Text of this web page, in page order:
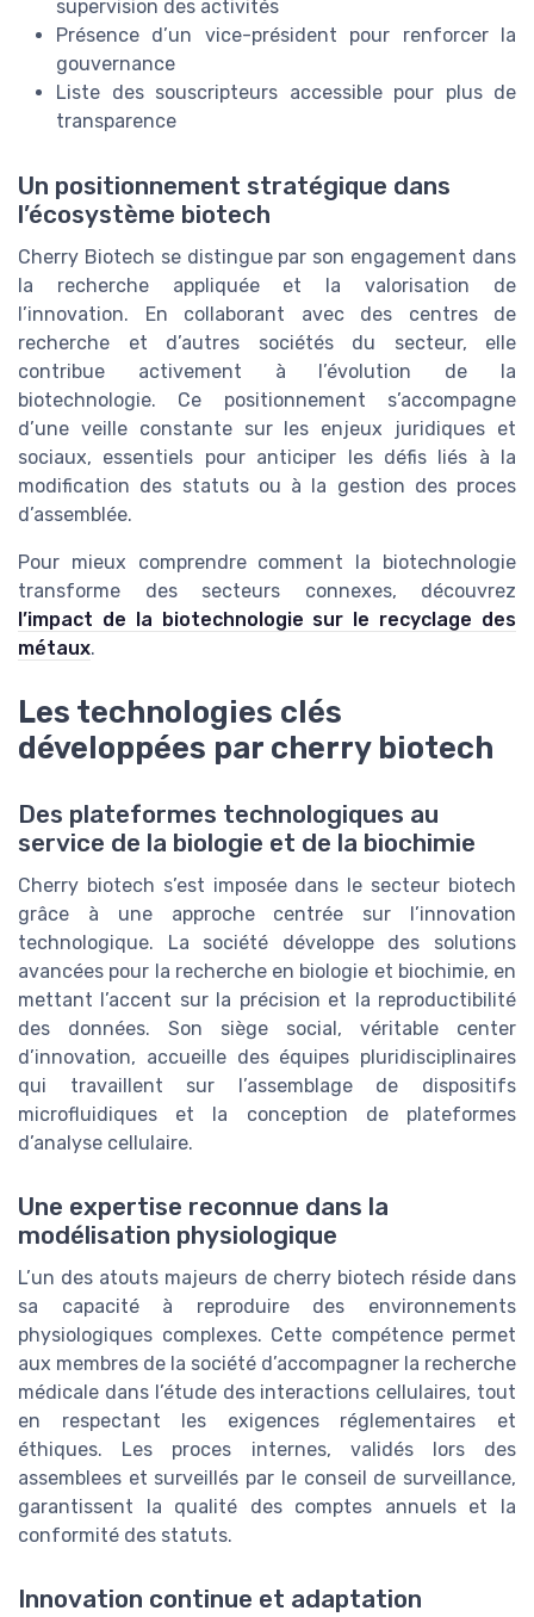
supervision des activités
Présence d’un vice-président pour renforcer la
gouvernance
Liste des souscripteurs accessible pour plus de
transparence
Un positionnement stratégique dans
l’écosystème biotech
Cherry Biotech se distingue par son engagement dans
la recherche appliquée et la valorisation de
l’innovation. En collaborant avec des centres de
recherche et d’autres sociétés du secteur, elle
contribue activement à l’évolution de la
biotechnologie. Ce positionnement s’accompagne
d’une veille constante sur les enjeux juridiques et
sociaux, essentiels pour anticiper les défis liés à la
modification des statuts ou à la gestion des proces
d’assemblée.
Pour mieux comprendre comment la biotechnologie
transforme des secteurs connexes, découvrez
l’impact de la biotechnologie sur le recyclage des
métaux.
Les technologies clés
développées par cherry biotech
Des plateformes technologiques au
service de la biologie et de la biochimie
Cherry biotech s’est imposée dans le secteur biotech
grâce à une approche centrée sur l’innovation
technologique. La société développe des solutions
avancées pour la recherche en biologie et biochimie, en
mettant l’accent sur la précision et la reproductibilité
des données. Son siège social, véritable center
d’innovation, accueille des équipes pluridisciplinaires
qui travaillent sur l’assemblage de dispositifs
microfluidiques et la conception de plateformes
d’analyse cellulaire.
Une expertise reconnue dans la
modélisation physiologique
L’un des atouts majeurs de cherry biotech réside dans
sa capacité à reproduire des environnements
physiologiques complexes. Cette compétence permet
aux membres de la société d’accompagner la recherche
médicale dans l’étude des interactions cellulaires, tout
en respectant les exigences réglementaires et
éthiques. Les proces internes, validés lors des
assemblees et surveillés par le conseil de surveillance,
garantissent la qualité des comptes annuels et la
conformité des statuts.
Innovation continue et adaptation